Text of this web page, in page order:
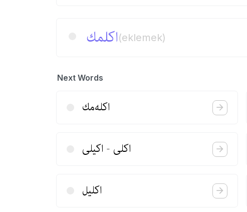
اكلمك(eklemek)
Next Words
اكله‌‌مك
اكلی - اكیلی
اكلیل